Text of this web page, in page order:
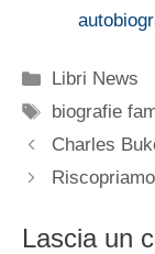
Categorie
Libri News
Tag
biografie
Charles
Lascia un